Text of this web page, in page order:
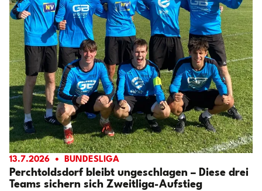
Perchtoldsdorf bleibt ungeschlagen – Diese drei
Teams sichern sich Zweitliga-Aufstieg
13.7.2026 BUNDESLIGA